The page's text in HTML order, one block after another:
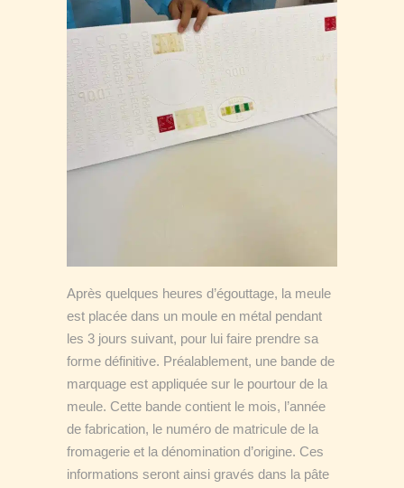
Après quelques heures d’égouttage, la meule
est placée dans un moule en métal pendant
les 3 jours suivant, pour lui faire prendre sa
forme définitive. Préalablement, une bande de
marquage est appliquée sur le pourtour de la
meule. Cette bande contient le mois, l’année
de fabrication, le numéro de matricule de la
fromagerie et la dénomination d’origine. Ces
informations seront ainsi gravés dans la pâte